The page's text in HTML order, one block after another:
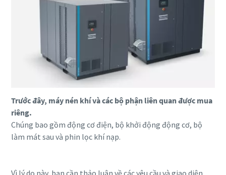
thọ hệ thống và tiết kiệm chi phí vận hành.
Xem toàn bộ các chủ đề webinar
Trước đây, máy nén khí và các bộ phận liên quan được mua
riêng.
Chúng bao gồm động cơ điện, bộ khởi động động cơ, bộ
làm mát sau và phin lọc khí nạp.